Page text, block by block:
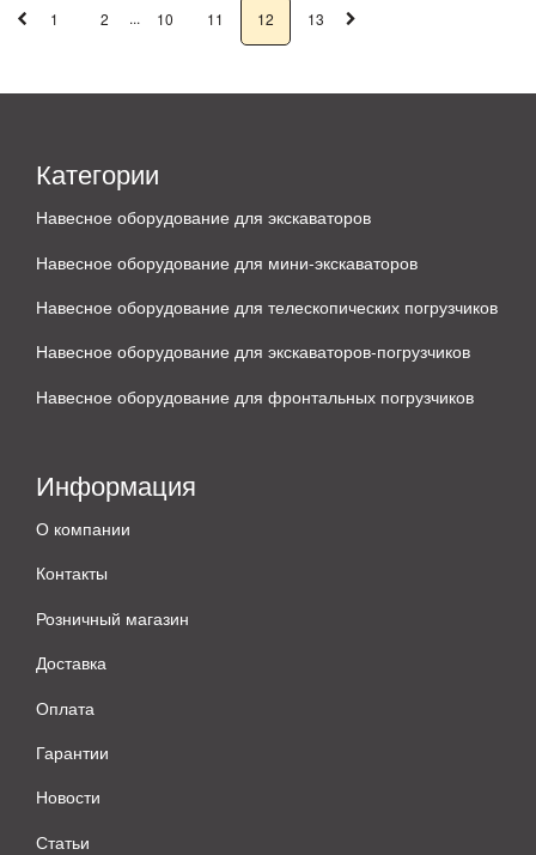
1 2 ... 10 11 12 13
Категории
Навесное оборудование для экскаваторов
Навесное оборудование для мини-экскаваторов
Навесное оборудование для телескопических погрузчиков
Навесное оборудование для экскаваторов-погрузчиков
Навесное оборудование для фронтальных погрузчиков
Информация
О компании
Контакты
Розничный магазин
Доставка
Оплата
Гарантии
Новости
Статьи